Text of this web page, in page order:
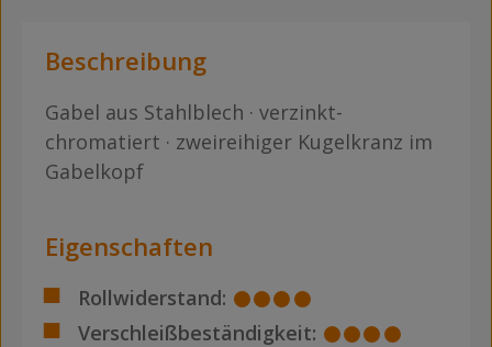
Beschreibung
Gabel aus Stahlblech · verzinkt-
chromatiert · zweireihiger Kugelkranz im
Gabelkopf
Eigenschaften
Rollwiderstand:
Verschleißbeständigkeit: